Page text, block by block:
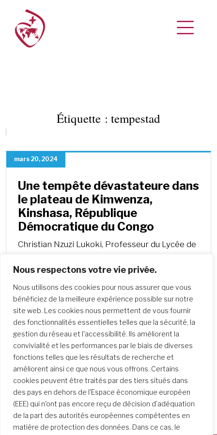
Nous respectons votre vie privée.
Nous utilisons des cookies pour nous assurer que vous
bénéficiez de la meilleure expérience possible sur notre
site web. Les cookies nous permettent de vous fournir
des fonctionnalités essentielles telles que la sécurité, la
gestion du réseau et l'accessibilité. Ils améliorent la
convivialité et les performances par le biais de diverses
fonctions telles que les résultats de recherche et
améliorent ainsi ce que nous vous offrons. Certains
cookies peuvent être traités par des tiers situés dans
des pays en dehors de l'Espace économique européen
(EEE) qui n'ont pas encore reçu de décision d'adéquation
de la part des autorités européennes compétentes en
matière de protection des données. Dans ce cas, le
Étiquette : tempestad
mars 20, 2024
Une tempête dévastateure dans
le plateau de Kimwenza,
Kinshasa, République
Démocratique du Congo
Christian Nzuzi Lukoki, Professeur du Lycée de
frappé le plateau très scolarisé de Kimwenza,…